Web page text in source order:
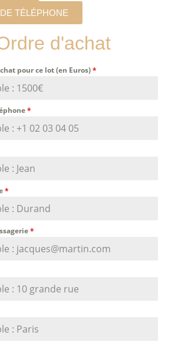
TÉLÉPHONE
d'achat
pour ce lot (en Euros)*
*
*
*